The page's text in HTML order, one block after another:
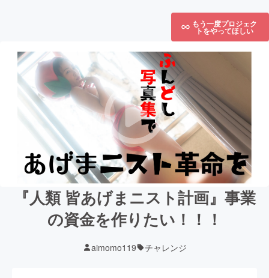
もう一度プロジェク
トをやってほしい
『人類 皆あげまニスト計画』事業
の資金を作りたい！！！
aimomo119 チャレンジ